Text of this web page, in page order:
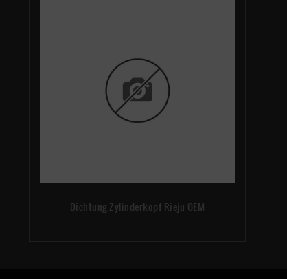
Dichtung Zylinderkopf Rieju OEM